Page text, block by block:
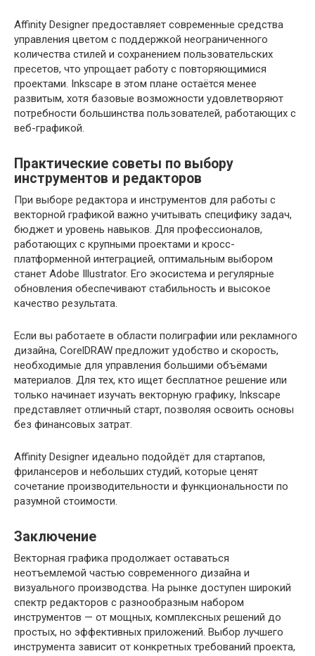
Affinity Designer предоставляет современные средства
управления цветом с поддержкой неограниченного
количества стилей и сохранением пользовательских
пресетов, что упрощает работу с повторяющимися
проектами. Inkscape в этом плане остаётся менее
развитым, хотя базовые возможности удовлетворяют
потребности большинства пользователей, работающих с
веб-графикой.
Практические советы по выбору
инструментов и редакторов
При выборе редактора и инструментов для работы с
векторной графикой важно учитывать специфику задач,
бюджет и уровень навыков. Для профессионалов,
работающих с крупными проектами и кросс-
платформенной интеграцией, оптимальным выбором
станет Adobe Illustrator. Его экосистема и регулярные
обновления обеспечивают стабильность и высокое
качество результата.
Если вы работаете в области полиграфии или рекламного
дизайна, CorelDRAW предложит удобство и скорость,
необходимые для управления большими объёмами
материалов. Для тех, кто ищет бесплатное решение или
только начинает изучать векторную графику, Inkscape
представляет отличный старт, позволяя освоить основы
без финансовых затрат.
Affinity Designer идеально подойдёт для стартапов,
фрилансеров и небольших студий, которые ценят
сочетание производительности и функциональности по
разумной стоимости.
Заключение
Векторная графика продолжает оставаться
неотъемлемой частью современного дизайна и
визуального производства. На рынке доступен широкий
спектр редакторов с разнообразным набором
инструментов — от мощных, комплексных решений до
простых, но эффективных приложений. Выбор лучшего
инструмента зависит от конкретных требований проекта,